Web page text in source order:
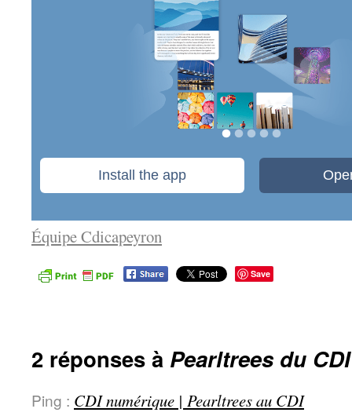
Équipe Cdicapeyron
Save
2 réponses à Pearltrees du CDI
Ping : CDI numérique | Pearltrees au CDI